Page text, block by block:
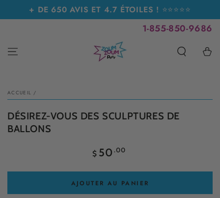
IGNORER LE
CONTENU
+ DE 650 AVIS ET 4.7 ÉTOILES ! ⭐⭐⭐⭐⭐
1-855-850-9686
Panier
LE PRODUIT
ACCUEIL /
DÉSIREZ-VOUS DES SCULPTURES DE
BALLONS
Prix
normal
$ 50 .00
AJOUTER AU PANIER